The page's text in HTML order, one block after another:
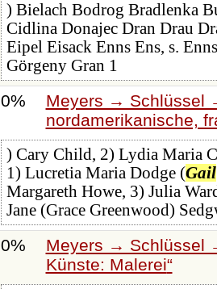
) Bielach Bodrog Bradlenka
Cidlina Donajec Dran Drau
Eipel Eisack Enns Ens, s.
Görgeny Gran 1
0%
Meyers → Schlüssel
nordamerikanische,
) Cary Child, 2) Lydia Maria
1) Lucretia Maria Dodge (Gail
Margareth Howe, 3) Julia
Jane (Grace Greenwood)
0%
Meyers → Schlüssel
Künste: Malerei